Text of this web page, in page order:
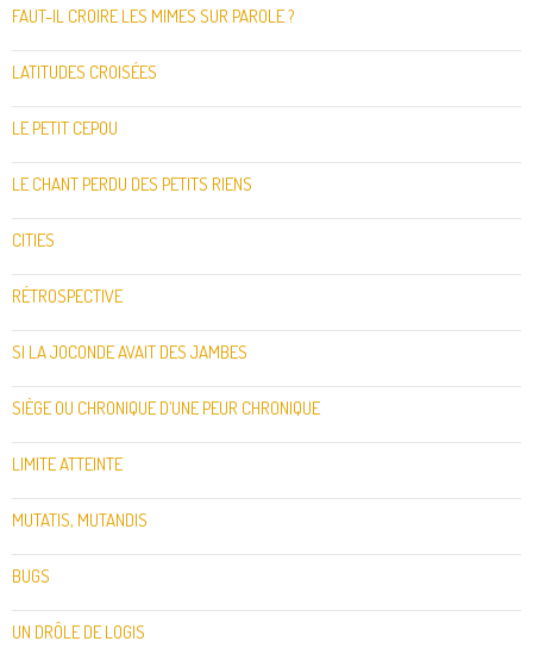
FAUT-IL CROIRE LES MIMES SUR PAROLE ?
LATITUDES CROISÉES
LE PETIT CEPOU
LE CHANT PERDU DES PETITS RIENS
CITIES
RÉTROSPECTIVE
SI LA JOCONDE AVAIT DES JAMBES
SIÈGE OU CHRONIQUE D’UNE PEUR CHRONIQUE
LIMITE ATTEINTE
MUTATIS, MUTANDIS
BUGS
UN DRÔLE DE LOGIS